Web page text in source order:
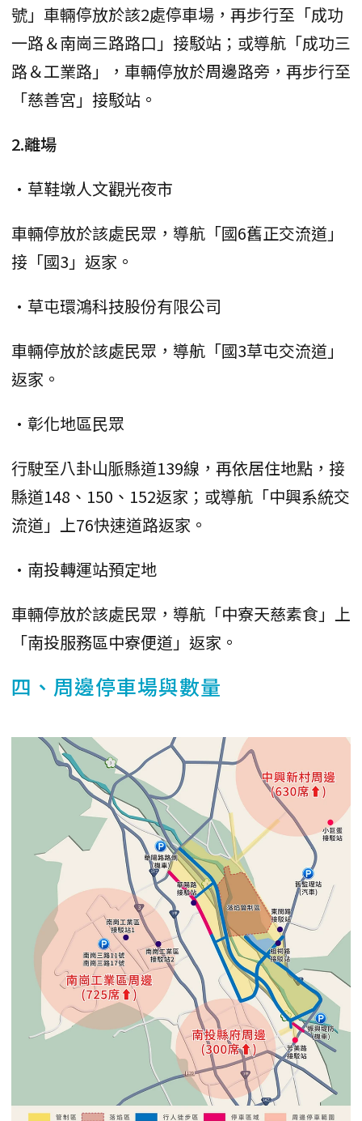
號」車輛停放於該2處停車場，再步行至「成功
一路＆南崗三路路口」接駁站；或導航「成功三
路＆工業路」，車輛停放於周邊路旁，再步行至
「慈善宮」接駁站。
2.離場
•草鞋墩人文觀光夜市
車輛停放於該處民眾，導航「國6舊正交流道」
接「國3」返家。
•草屯環鴻科技股份有限公司
車輛停放於該處民眾，導航「國3草屯交流道」
返家。
•彰化地區民眾
行駛至八卦山脈縣道139線，再依居住地點，接
縣道148、150、152返家；或導航「中興系統交
流道」上76快速道路返家。
•南投轉運站預定地
車輛停放於該處民眾，導航「中寮天慈素食」上
「南投服務區中寮便道」返家。
四、周邊停車場與數量